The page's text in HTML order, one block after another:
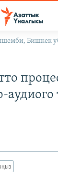
Бишкек
аудиого